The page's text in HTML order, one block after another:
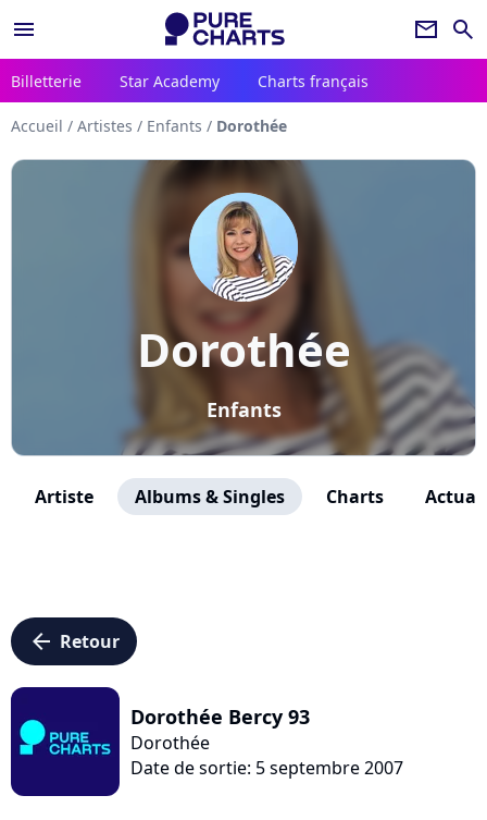
menu newsletter search
Billetterie Star Academy Charts français
Accueil / Artistes / Enfants / Dorothée
Dorothée
Enfants
Artiste Albums & Singles Charts
arrow_left Retour
Dorothée Bercy 93
Dorothée
Date de sortie: 5 septembre 2007